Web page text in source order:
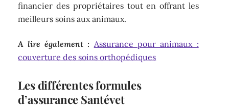
financier des propriétaires tout en offrant les
meilleurs soins aux animaux.
A lire également : Assurance pour animaux :
couverture des soins orthopédiques
Les différentes formules
d’assurance Santévet